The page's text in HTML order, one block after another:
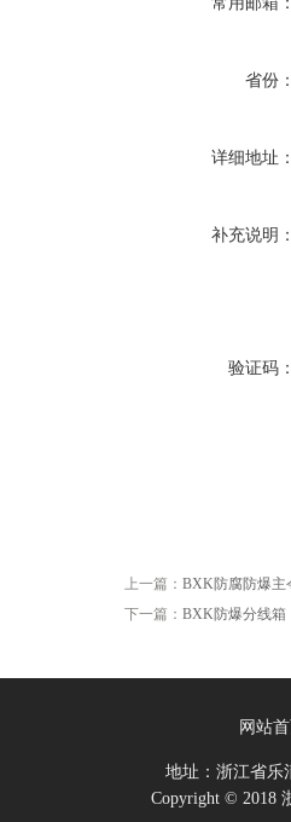
省份
详细地址
补充说明
验证码
上一篇： BXK防腐防爆主
下一篇： BXK防爆分线箱
网站
地址：浙江省
Copyright © 2018